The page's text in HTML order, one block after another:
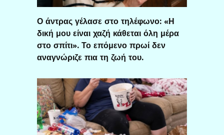
Ο άντρας γέλασε στο τηλέφωνο: «Η
δική μου είναι χαζή κάθεται όλη μέρα
στο σπίτι». Το επόμενο πρωί δεν
αναγνώριζε πια τη ζωή του.